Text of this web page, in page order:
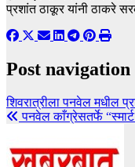
प्रशांत ठाकूर यांनी ठाकरे
Post navigation
शिवरात्रीला पनवेल मधील
पनवेल काँग्रेसतर्फे “स्मार्ट